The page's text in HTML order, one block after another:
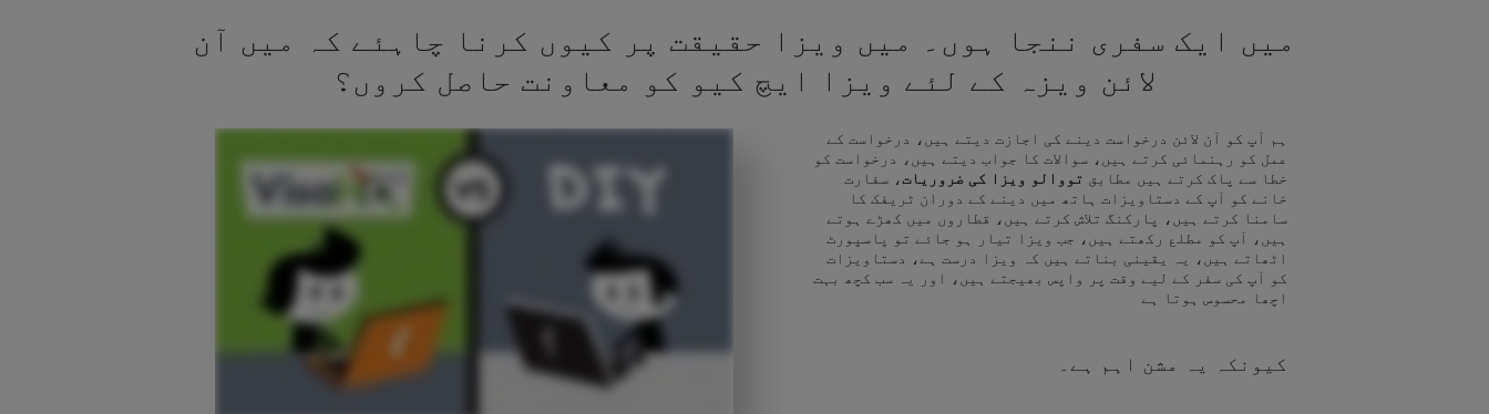
میں ایک سفری ننجا ہوں۔ میں ویزا حقیقت پر کیوں کرنا چاہئے کہ میں آن
لائن ویزہ کے لئے ویزا ایچ کیو کو معاونت حاصل کروں؟
ہم آپ کو آن لائن درخواست دینے کی اجازت دیتے ہیں، درخواست کے
عمل کو رہنمائی کرتے ہیں، سوالات کا جواب دیتے ہیں، درخواست کو
خطا سے پاک کرتے ہیں مطابق تووالو ویزا کی ضروریات، سفارت
خانے کو آپ کے دستاویزات ہاتھ میں دینے کے دوران ٹریفک کا
سامنا کرتے ہیں، پارکنگ تلاش کرتے ہیں، قطاروں میں کھڑے ہوتے
ہیں، آپ کو مطلع رکھتے ہیں، جب ویزا تیار ہو جائے تو پاسپورٹ
اٹھاتے ہیں، یہ یقینی بناتے ہیں کہ ویزا درست ہے، دستاویزات
کو آپ کی سفر کے لیے وقت پر واپس بھیجتے ہیں، اور یہ سب کچھ بہت
اچھا محسوس ہوتا ہے
کیونکہ یہ مشن اہم ہے۔